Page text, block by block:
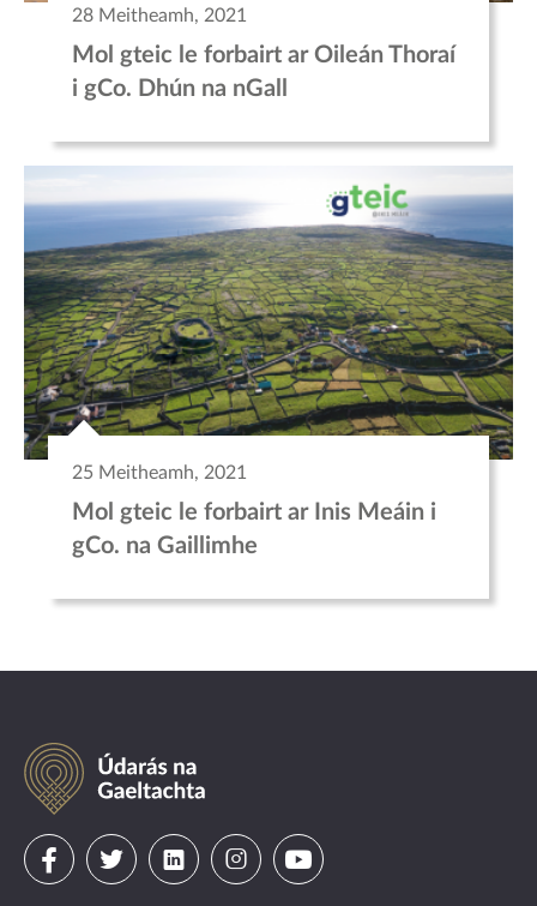
28 Meitheamh, 2021
Mol gteic le forbairt ar Oileán Thoraí
i gCo. Dhún na nGall
25 Meitheamh, 2021
Mol gteic le forbairt ar Inis Meáin i
gCo. na Gaillimhe
Údarás
na
Gaeltachta
VisitVisitVisitVisitVisit